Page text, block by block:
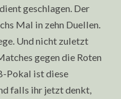
geschlagen. Der
Mal in zehn Duellen.
Und nicht zuletzt
gegen die Roten
Pokal ist diese
falls ihr jetzt denkt,